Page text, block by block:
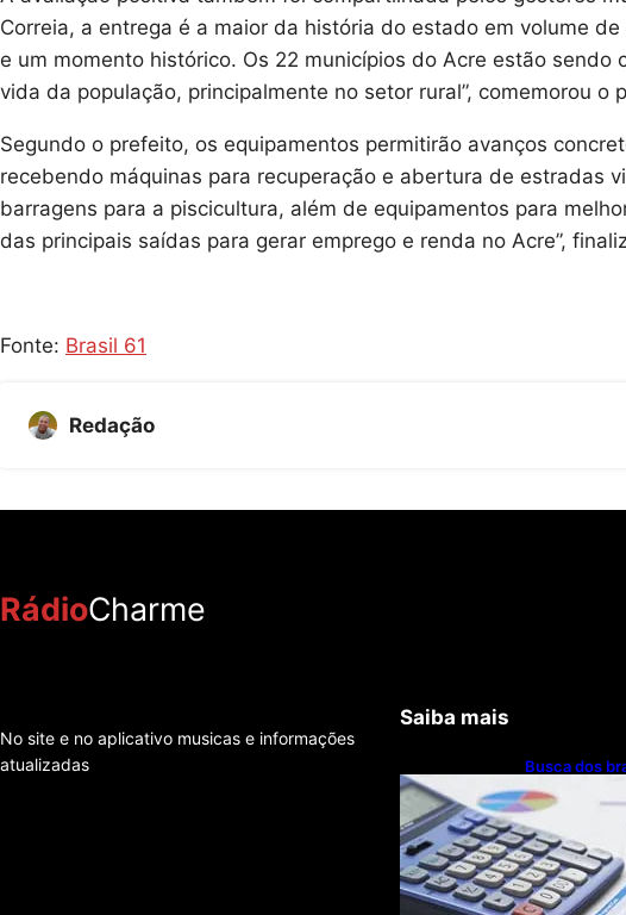
Correia, a entrega é a maior da história do estado em volume
e um momento histórico. Os 22 municípios do Acre estão
vida da população, principalmente no setor rural”, comemorou o
Segundo o prefeito, os equipamentos permitirão avanços
recebendo máquinas para recuperação e abertura de estradas
barragens para a piscicultura, além de equipamentos para
das principais saídas para gerar emprego e renda no Acre”,
Fonte: Brasil 61
Redação
RádioCharme
No site e no aplicativo musicas e informações
atualizadas
Saiba mais
Busca dos
cresce
ranking